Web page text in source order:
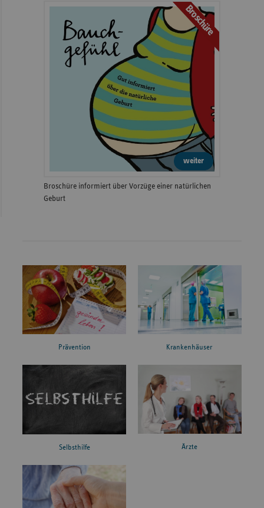
Broschüre
weiter
Broschüre informiert über Vorzüge einer natürlichen
Geburt
Prävention Krankenhäuser
Selbsthilfe Ärzte